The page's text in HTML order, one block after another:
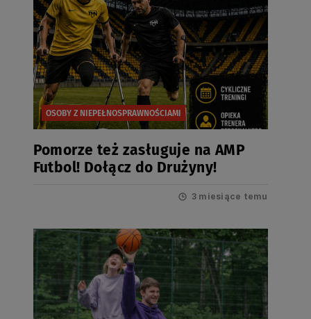
OSOBY Z NIEPEŁNOSPRAWNOŚCIAMI
Pomorze też zasługuje na AMP
Futbol! Dołącz do Drużyny!
3 miesiące temu